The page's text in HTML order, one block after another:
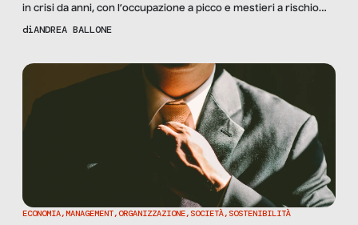
in crisi da anni, con l’occupazione a picco e mestieri a rischio
sparizione.
diANDREA BALLONE
ECONOMIA,MANAGEMENT,ORGANIZZAZIONE, SOCIETÀ, SOSTENIBILITÀ